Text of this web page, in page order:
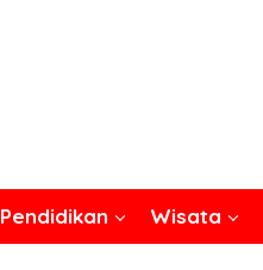
Pendidikan Wisata